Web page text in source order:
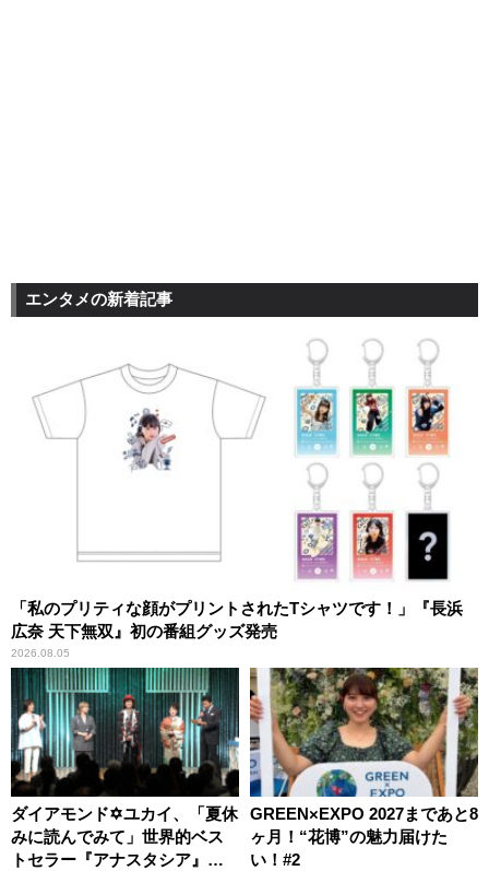
エンタメの新着記事
「私のプリティな顔がプリントされたTシャツです！」『長浜
広奈 天下無双』初の番組グッズ発売
2026.08.05
ダイアモンド✡ユカイ、「夏休
みに読んでみて」世界的ベス
トセラー『アナスタシア』を
GREEN×EXPO 2027まであと8
ヶ月！“花博”の魅力届けた
い！#2